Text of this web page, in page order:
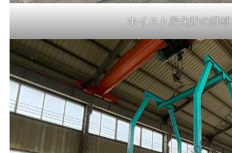
ホイスト炭化炉の詳細